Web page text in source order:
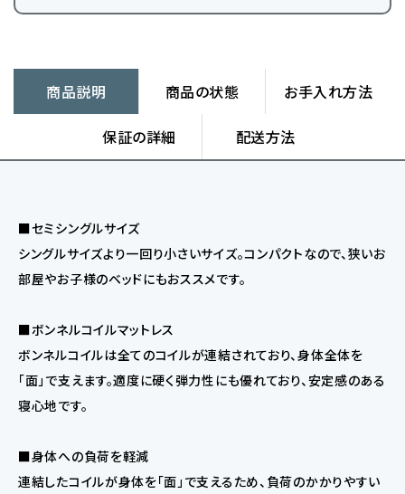
商品説明 商品の状態 お手入れ方法
保証の詳細 配送方法
■セミシングルサイズ
シングルサイズより一回り小さいサイズ。コンパクトなので、狭いお
部屋やお子様のベッドにもおススメです。
■ボンネルコイルマットレス
ボンネルコイルは全てのコイルが連結されており、身体全体を
「面」で支えます。適度に硬く弾力性にも優れており、安定感のある
寝心地です。
■身体への負荷を軽減
連結したコイルが身体を「面」で支えるため、負荷のかかりやすい